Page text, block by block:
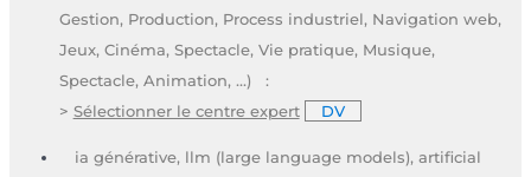
Gestion, Production, Process industriel, Navigation web,
Jeux, Cinéma, Spectacle, Vie pratique, Musique,
Spectacle, Animation, ...) :
> Sélectionner le centre expert DV
ia générative, llm (large language models), artificial